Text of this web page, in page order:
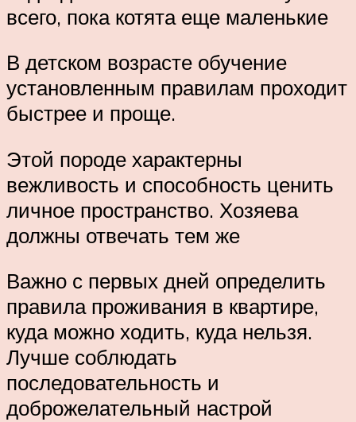
всего, пока котята еще маленькие
В детском возрасте обучение
установленным правилам проходит
быстрее и проще.
Этой породе характерны
вежливость и способность ценить
личное пространство. Хозяева
должны отвечать тем же
Важно с первых дней определить
правила проживания в квартире,
куда можно ходить, куда нельзя.
Лучше соблюдать
последовательность и
доброжелательный настрой